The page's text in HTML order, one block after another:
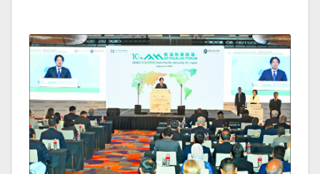
之實的認知作戰，企圖藉海事管制將台海內水
化，予以最嚴厲譴責，並要求中方恪守國際規
範，避免破壞區域的和平穩定。 海巡署同時強
調，將持續運用聯合情監偵手段，全天候掌握我
國周邊海域動態，目前未偵獲中國船舶異常舉
動，亦未接獲航商反映遭到廣播干擾，提醒航經
該海域之商貨輪，如接獲中方廣播時，無需理會
中方要求，並請立即通報相關單位，海巡署將會
採取一切必要手段，確保船舶航行自由與安全。
兩岸已有正常外交，中國也可致力提升國民福
祉。 如果一九四五年八一五台灣獨立了，就像二
戰後許多殖民地選擇獨立，成為杭廷頓第二波民
主化的歷史。獨立的台灣會像脫離日本殖民的韓
國，八一五這一天成為獨立紀念日及光復節。不
同於有國家歷史的朝鮮，台灣是新興國家，開展
自己國家的歷史。台灣沒有像朝鮮的左右路線競
逐政權，造成內戰形成南韓、北朝分裂國家的歷
史。或許會有左右路線政黨，形塑台灣的國家之